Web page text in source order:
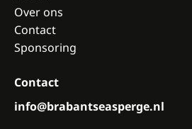
Over ons
Contact
Sponsoring
Contact
info@brabantseasperge.nl